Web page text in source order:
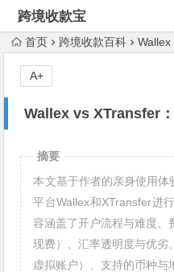
跨境收款宝
首页 跨境收款百科 Wallex
Wallex vs XTransfer
A+
摘要
本文基于作者的亲身使用体
平台Wallex和XTransfer进
容涵盖了开户流程与难度、
现费）、汇率透明度与优劣
虚拟账户）、支持的币种与